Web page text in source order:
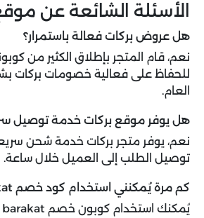
الأسئلة الشائعة عن
هل عروض بركات فعالة باستمرار؟
نعم، قام المتجر بإطلاق الكثير من
للحفاظ على فعالية خصومات بركات
العام.
هل يوفر موقع بركات خدمة توصيل
نعم، يوفر متجر بركات خدمة شحن
توصيل الطلب إلى العميل خلال ساعة.
كم مرة يُمكنني استخدام كود خصم barakat؟